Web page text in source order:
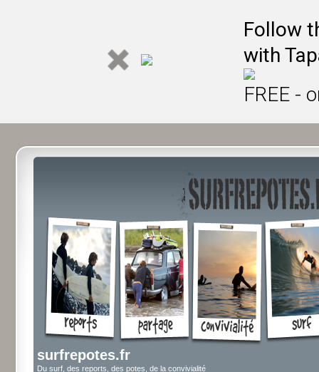
Follow
with
FREE -
surfrepotes.fr
Du surf, des reports, des potes, de la convivialité